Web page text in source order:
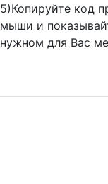
5)Копируйте код
мыши и
нужном для Вас